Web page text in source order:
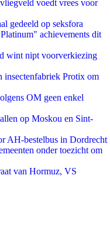
voedt vrees voor
gedeeld op seksfora
achievements dit
wint nipt voorverkiezing
insectenfabriek Protix om
OM geen enkel
op Moskou en Sint-
AH-bestelbus in Dordrecht
onder toezicht om
van Hormuz, VS